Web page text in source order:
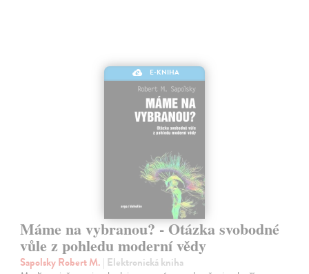
E-KNIHA
Máme na vybranou? - Otázka svobodné
vůle z pohledu moderní vědy
Sapolsky Robert M. | Elektronická kniha